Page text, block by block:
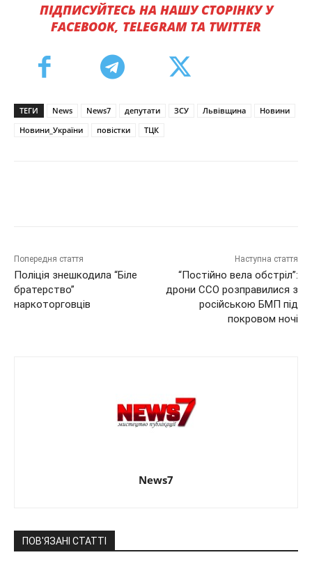
ПІДПИСУЙТЕСЬ НА НАШУ СТОРІНКУ У
FACEBOOK, TELEGRAM ТА TWITTER
ТЕГИ News News7 депутати ЗСУ Львівщина
Новини
Новини_України
повістки ТЦК
Попередня стаття
Поліція знешкодила “Біле
братерство”
наркоторговців
Наступна стаття
“Постійно вела обстріл”:
дрони ССО розправилися з
російською БМП під
покровом ночі
News7
ПОВ'ЯЗАНІ СТАТТІ